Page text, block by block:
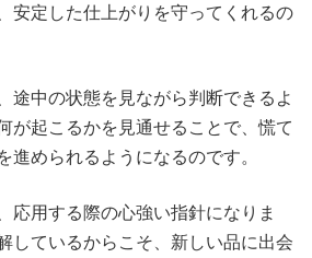
安定した仕上がりを守ってくれるの
途中の状態を見ながら判断できるよ
が起こるかを見通せることで、慌て
進められるようになるのです。
応用する際の心強い指針になりま
しているからこそ、新しい品に出会